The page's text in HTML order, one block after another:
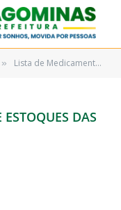
» Lista de Medicamentos e Estoques das Farmácias
DAS